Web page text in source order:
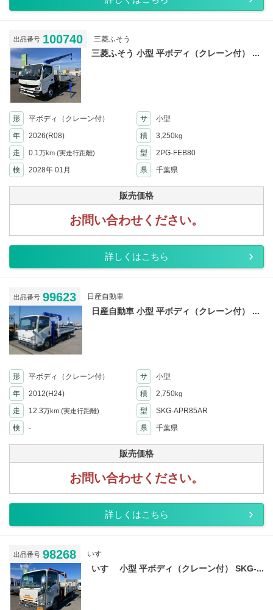
出品番号 100740 三菱ふそう
三菱ふそう 小型 平ボディ（クレーン付） ...
形 平ボディ（クレーン付） サ
小型
年
2026(R08) 積 3,250kg
走 0.1万km (実走行距離) 型
2PG-FEB80
検
2028年 01月 県 千葉県
販売価格
お問い合わせください。
詳しくはこちら
出品番号 99623 日産自動車
日産自動車 小型 平ボディ（クレーン付） ...
形 平ボディ（クレーン付） サ
小型
年
2012(H24) 積 2,750kg
走 12.3万km (実走行距離) 型
SKG-APR85AR
検
- 県 千葉県
販売価格
お問い合わせください。
詳しくはこちら
出品番号 98268 いすゞ
いすゞ 小型 平ボディ（クレーン付） SKG-...